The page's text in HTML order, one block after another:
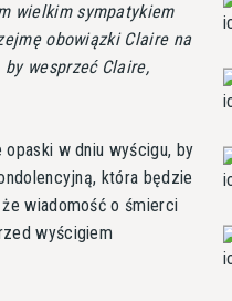
wielkim sympatykiem
obowiązki Claire na
wesprzeć Claire,
opaski w dniu wyścigu, by
która będzie
wiadomość o śmierci
wyścigiem